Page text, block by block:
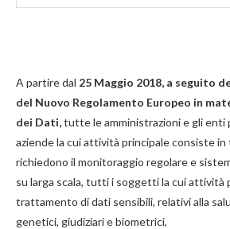
A partire dal 25 Maggio 2018, a seguito
del Nuovo Regolamento Europeo in
dei Dati,tutte le amministrazioni e gli
aziende la cui attività principale consiste
richiedono il monitoraggio regolare e
su larga scala, tutti i soggetti la cui attività
trattamento di dati sensibili, relativi alla
genetici, giudiziari e biometrici,